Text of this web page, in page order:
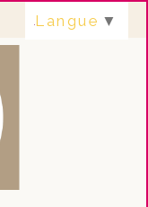
Langue ▼